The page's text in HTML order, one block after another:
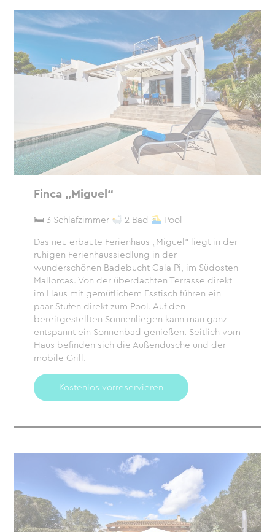
Finca „Miguel“
🛏 3 Schlafzimmer 2 Bad
Pool
Das neu erbaute Ferienhaus „Miguel“ liegt in der
ruhigen Ferienhaussiedlung in der
wunderschönen Badebucht Cala Pi, im Südosten
Mallorcas. Von der überdachten Terrasse direkt
im Haus mit gemütlichem Esstisch führen ein
paar Stufen direkt zum Pool. Auf den
bereitgestellten Sonnenliegen kann man ganz
entspannt ein Sonnenbad genießen. Seitlich vom
Haus befinden sich die Außendusche und der
mobile Grill.
Kostenlos vorreservieren